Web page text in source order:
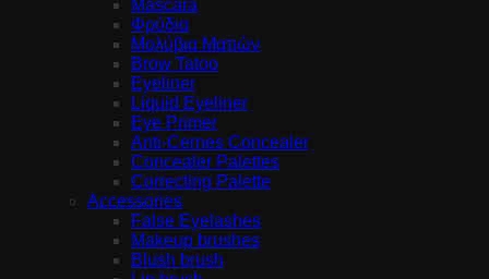
Mascara
Φρύδια
Μολύβια Ματιών
Brow Tatoo
Eyeliner
Liquid Eyeliner
Eye Primer
Anti-Cernes Concealer
Concealer Palettes
Correcting Palette
Accessories
False Eyelashes
Makeup brushes
Blush brush